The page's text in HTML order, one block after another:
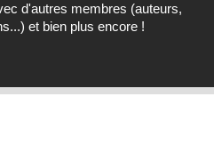
d'autres membres (auteurs,
et bien plus encore !